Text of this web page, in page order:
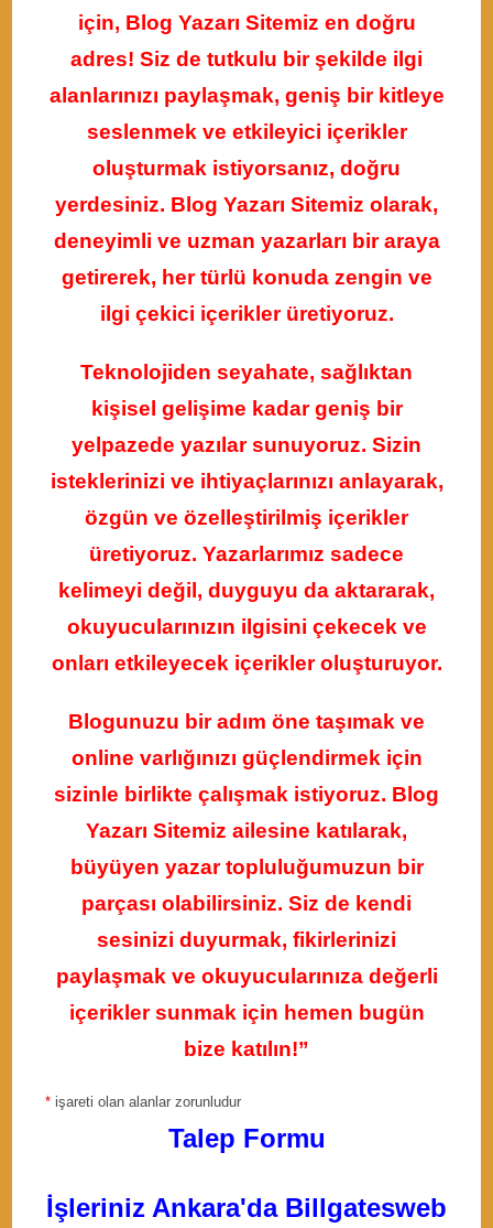
için, Blog Yazarı Sitemiz en doğru
adres! Siz de tutkulu bir şekilde ilgi
alanlarınızı paylaşmak, geniş bir kitleye
seslenmek ve etkileyici içerikler
oluşturmak istiyorsanız, doğru
yerdesiniz. Blog Yazarı Sitemiz olarak,
deneyimli ve uzman yazarları bir araya
getirerek, her türlü konuda zengin ve
ilgi çekici içerikler üretiyoruz.
Teknolojiden seyahate, sağlıktan
kişisel gelişime kadar geniş bir
yelpazede yazılar sunuyoruz. Sizin
isteklerinizi ve ihtiyaçlarınızı anlayarak,
özgün ve özelleştirilmiş içerikler
üretiyoruz. Yazarlarımız sadece
kelimeyi değil, duyguyu da aktararak,
okuyucularınızın ilgisini çekecek ve
onları etkileyecek içerikler oluşturuyor.
Blogunuzu bir adım öne taşımak ve
online varlığınızı güçlendirmek için
sizinle birlikte çalışmak istiyoruz. Blog
Yazarı Sitemiz ailesine katılarak,
büyüyen yazar topluluğumuzun bir
parçası olabilirsiniz. Siz de kendi
sesinizi duyurmak, fikirlerinizi
paylaşmak ve okuyucularınıza değerli
içerikler sunmak için hemen bugün
bize katılın!”
* işareti olan alanlar zorunludur
Talep Formu
İşleriniz Ankara'da Billgatesweb